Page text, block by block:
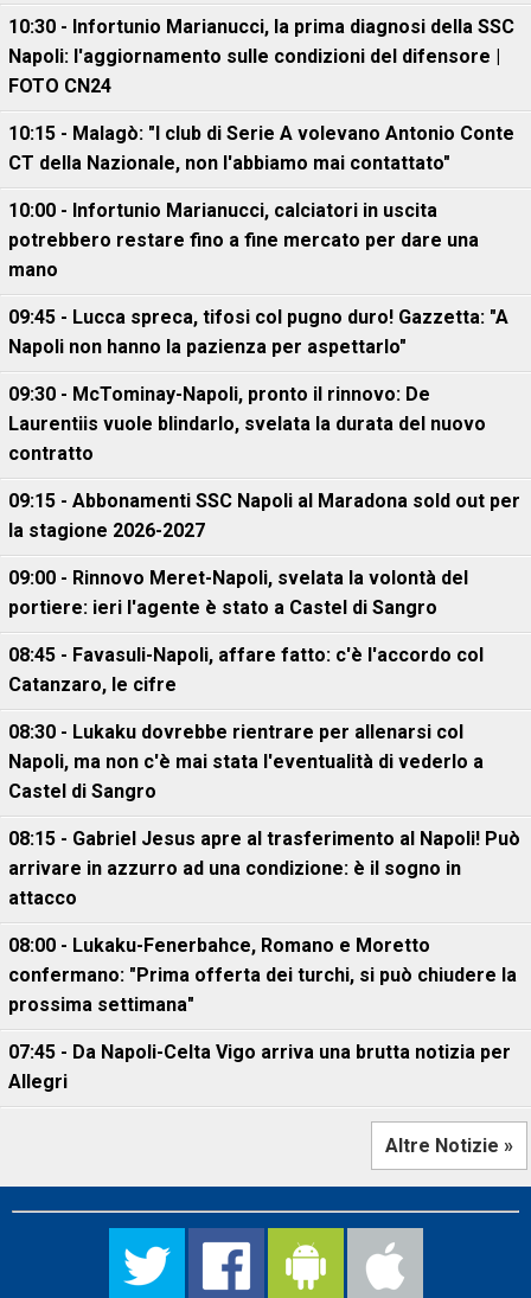
10:30 - Infortunio Marianucci, la prima diagnosi della SSC
Napoli: l'aggiornamento sulle condizioni del difensore |
FOTO CN24
10:15 - Malagò: "I club di Serie A volevano Antonio Conte
CT della Nazionale, non l'abbiamo mai contattato"
10:00 - Infortunio Marianucci, calciatori in uscita
potrebbero restare fino a fine mercato per dare una
mano
09:45 - Lucca spreca, tifosi col pugno duro! Gazzetta: "A
Napoli non hanno la pazienza per aspettarlo"
09:30 - McTominay-Napoli, pronto il rinnovo: De
Laurentiis vuole blindarlo, svelata la durata del nuovo
contratto
09:15 - Abbonamenti SSC Napoli al Maradona sold out per
la stagione 2026-2027
09:00 - Rinnovo Meret-Napoli, svelata la volontà del
portiere: ieri l'agente è stato a Castel di Sangro
08:45 - Favasuli-Napoli, affare fatto: c'è l'accordo col
Catanzaro, le cifre
08:30 - Lukaku dovrebbe rientrare per allenarsi col
Napoli, ma non c'è mai stata l'eventualità di vederlo a
Castel di Sangro
08:15 - Gabriel Jesus apre al trasferimento al Napoli! Può
arrivare in azzurro ad una condizione: è il sogno in
attacco
08:00 - Lukaku-Fenerbahce, Romano e Moretto
confermano: "Prima offerta dei turchi, si può chiudere la
prossima settimana"
07:45 - Da Napoli-Celta Vigo arriva una brutta notizia per
Allegri
Altre Notizie »